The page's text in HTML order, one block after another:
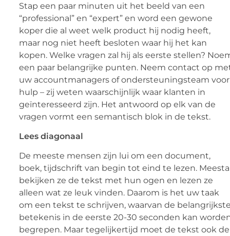
Stap een paar minuten uit het beeld van een
“professional” en “expert” en word een gewone
koper die al weet welk product hij nodig heeft,
maar nog niet heeft besloten waar hij het kan
kopen. Welke vragen zal hij als eerste stellen?
een ​​paar belangrijke punten. Neem contact op
uw accountmanagers of ondersteuningsteam voor
hulp – zij weten waarschijnlijk waar klanten in
geïnteresseerd zijn. Het antwoord op elk van de
vragen vormt een semantisch blok in de tekst.
Lees diagonaal
De meeste mensen zijn lui om een ​​document,
boek, tijdschrift van begin tot eind te lezen.
bekijken ze de tekst met hun ogen en lezen ze
alleen wat ze leuk vinden. Daarom is het uw taak
om een ​​tekst te schrijven, waarvan de
betekenis in de eerste 20-30 seconden kan
begrepen. Maar tegelijkertijd moet de tekst ook de